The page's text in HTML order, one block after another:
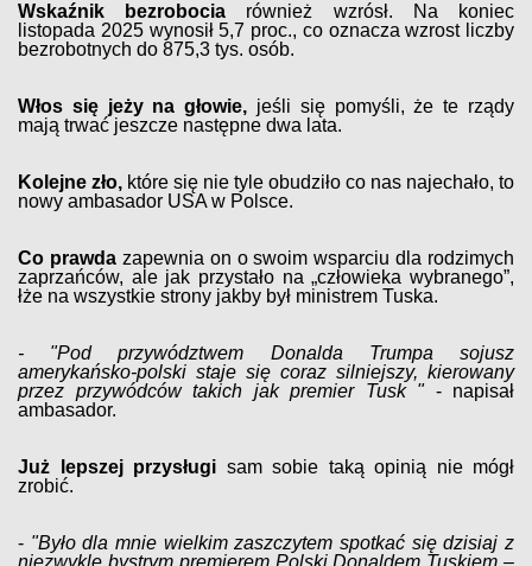
Wskaźnik bezrobocia również wzrósł. Na koniec
listopada 2025 wynosił 5,7 proc., co oznacza wzrost liczby
bezrobotnych do 875,3 tys. osób.
Włos się jeży na głowie, jeśli się pomyśli, że te rządy
mają trwać jeszcze następne dwa lata.
Kolejne zło, które się nie tyle obudziło co nas najechało, to
nowy ambasador USA w Polsce.
Co prawdazapewnia on o swoim wsparciu dla rodzimych
zaprzańców, ale jak przystało na „człowieka wybranego”,
łże na wszystkie strony jakby był ministrem Tuska.
- "Pod przywództwem Donalda Trumpa sojusz
amerykańsko-polski staje się coraz silniejszy, kierowany
przez przywódców takich jak premier Tusk "- napisał
ambasador.
Już lepszej przysługi sam sobie taką opinią nie mógł
zrobić.
- "Było dla mnie wielkim zaszczytem spotkać się dzisiaj z